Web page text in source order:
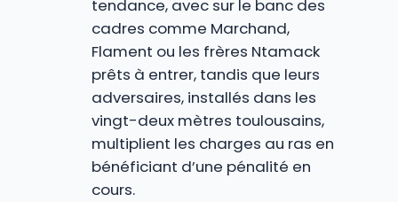
tendance, avec sur le banc des
cadres comme Marchand,
Flament ou les frères Ntamack
prêts à entrer, tandis que leurs
adversaires, installés dans les
vingt-deux mètres toulousains,
multiplient les charges au ras en
bénéficiant d’une pénalité en
cours.